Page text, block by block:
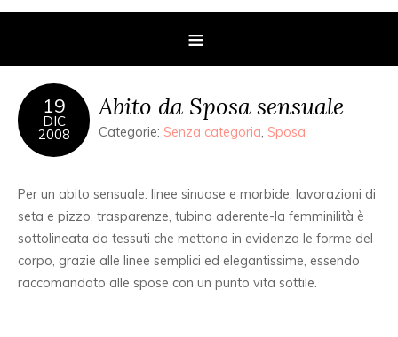
19
DIC
2008
Abito da Sposa sensuale
Categorie: Senza categoria Sposa
Per un abito sensuale: linee sinuose e morbide, lavorazioni di
seta e pizzo, trasparenze, tubino aderente-la femminilità è
sottolineata da tessuti che mettono in evidenza le forme del
corpo, grazie alle linee semplici ed elegantissime, essendo
raccomandato alle spose con un punto vita sottile.